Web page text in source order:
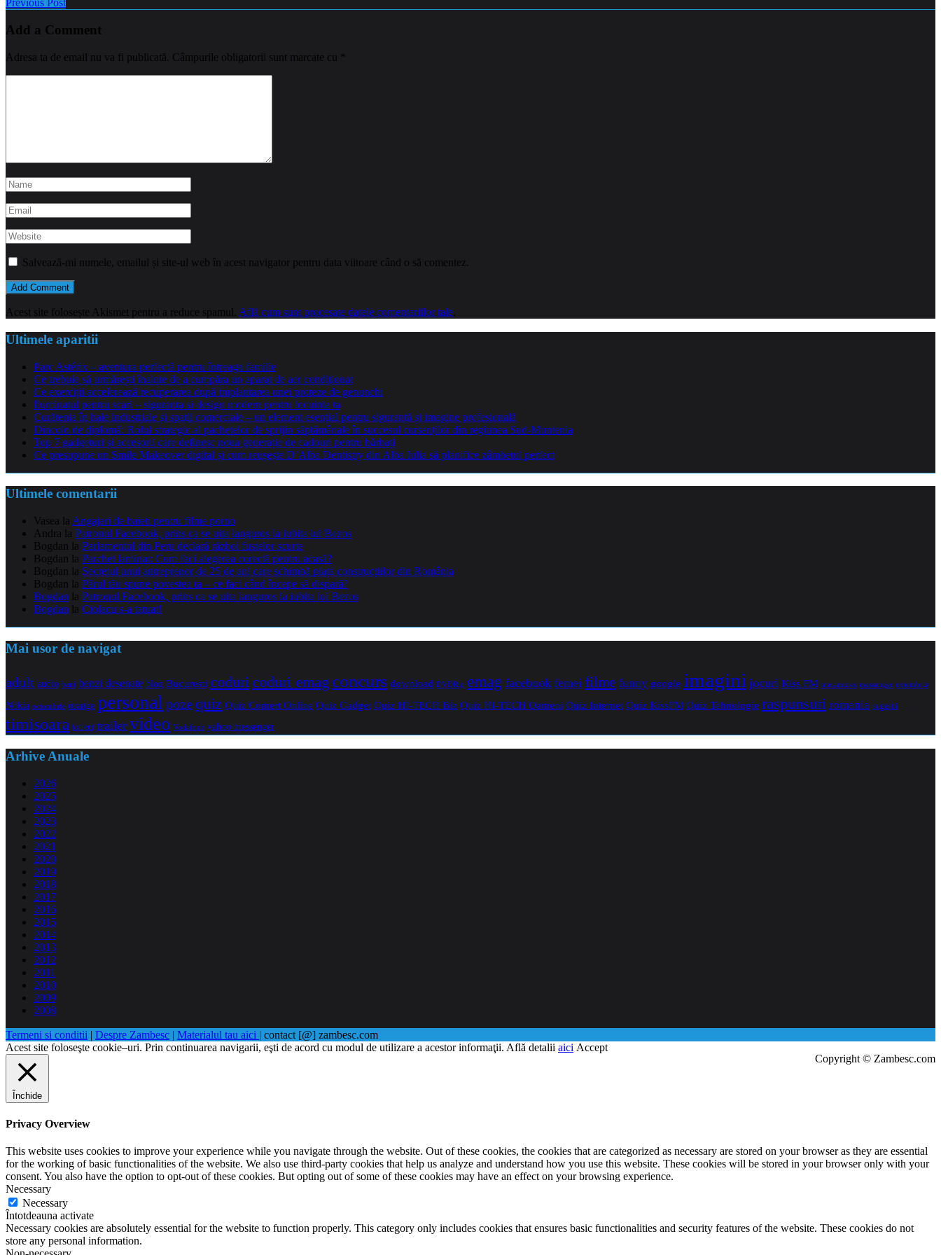
Add a Comment
Adresa ta de email nu va fi publicată. Câmpurile obligatorii sunt marcate cu
Salvează-mi numele, emailul și site-ul web în acest navigator pentru data viitoare când o să comentez.
Acest site folosește Akismet pentru a reduce spamul. Află cum sunt procesate datele comentariilor tale
Ultimele aparitii
Parc Astérix – aventura perfectă pentru întreaga familie
Ce trebuie să urmărești înainte de a cumpăra un aparat de aer condiționat
Ce exerciții accelerează recuperarea după implantarea unei proteze de genunchi
Iluminatul pentru scari – siguranta si design modern pentru locuinta ta
Curățenia în hale industriale și spații comerciale – un element esențial pentru siguranță și imagine profesională
Dincolo de diplomă: Rolul strategic al pachetelor de sprijin săptămânale în succesul cursanților din regiunea Sud-Muntenia
Top 7 gadgeturi și accesorii care definesc noua generație de cadouri pentru bărbați
Ce presupune un Smile Makeover digital și cum reușește D’Alba Dentistry din Alba Iulia să planifice zâmbetul perfect
Ultimele comentarii
Vasea la Angajari de baieti pentru filme porno
Andra la Patronul Facebook, prins ca se uita languros la iubita lui Bezos
Bogdan la Parlamentul din Peru declară război fustelor scurte
Bogdan la Parchet laminat: Cum faci alegerea corectă pentru acasă?
Bogdan la Secretul unui antreprenor de 25 de ani care schimbă piața construcțiilor din România
Bogdan la Părul tău spune povestea ta – ce faci când începe să dispară?
Bogdan la Patronul Facebook, prins ca se uita languros la iubita lui Bezos
Bogdan la Ciolacu s-a tatuat!
Mai usor de navigat
adult audio bani benzi desenate blog Bucuresti coduricoduri emag concurs download DVDRip emag facebook femei filme funny google imagini jocuri Kiss FM maramures messenger noiembrie
Nokia octombrie orange personal pozequiz Quiz Comert Online Quiz Gadget Quiz HI-TECH Biz Quiz HI-TECH Oameni Quiz Internet Quiz KissFM Quiz Tehnologie raspunsuri romania sugestii
timisoara torrent trailer video Vodafone yahoo messenger
Arhive Anuale
2026
2025
2024
2023
2022
2021
2020
2019
2018
2017
2016
2015
2014
2013
2012
2011
2010
2009
2008
Termeni si conditii | Despre Zambesc | Materialul tau aici | contact [@] zambesc.com
Copyright © Zambesc.com
Acest site foloseşte cookie–uri. Prin continuarea navigarii, eşti de acord cu modul de utilizare a acestor informaţii. Află detalii aici Accept
Închide
Privacy Overview
This website uses cookies to improve your experience while you navigate through the website. Out of these cookies, the cookies that are categorized as necessary are stored on your browser as they are essential
for the working of basic functionalities of the website. We also use third-party cookies that help us analyze and understand how you use this website. These cookies will be stored in your browser only with your
consent. You also have the option to opt-out of these cookies. But opting out of some of these cookies may have an effect on your browsing experience.
Necessary
Necessary
Întotdeauna activate
Necessary cookies are absolutely essential for the website to function properly. This category only includes cookies that ensures basic functionalities and security features of the website. These cookies do not
store any personal information.